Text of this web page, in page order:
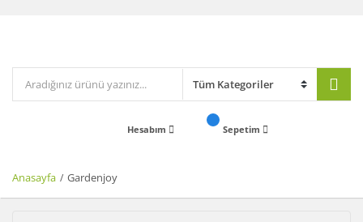
Hesabım Sepetim
Anasayfa Gardenjoy